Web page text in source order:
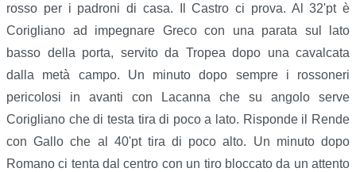
rosso per i padroni di casa. Il Castro ci prova. Al 32'pt è
Corigliano ad impegnare Greco con una parata sul lato
basso della porta, servito da Tropea dopo una cavalcata
dalla metà campo. Un minuto dopo sempre i rossoneri
pericolosi in avanti con Lacanna che su angolo serve
Corigliano che di testa tira di poco a lato. Risponde il Rende
con Gallo che al 40'pt tira di poco alto. Un minuto dopo
Romano ci tenta dal centro con un tiro bloccato da un attento